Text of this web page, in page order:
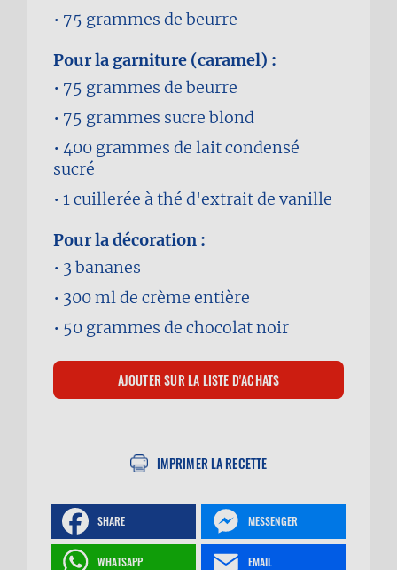
75 grammes de beurre
Pour la garniture (caramel) :
75 grammes de beurre
75 grammes sucre blond
400 grammes de lait condensé
sucré
1 cuillerée à thé d'extrait de vanille
Pour la décoration :
3 bananes
300 mlde crème entière
50 grammes de chocolat noir
IMPRIMER LA RECETTE
SHARE MESSENGER
WHATSAPP EMAIL